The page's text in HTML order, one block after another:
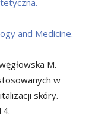
and Medicine.
M.
w
skóry.